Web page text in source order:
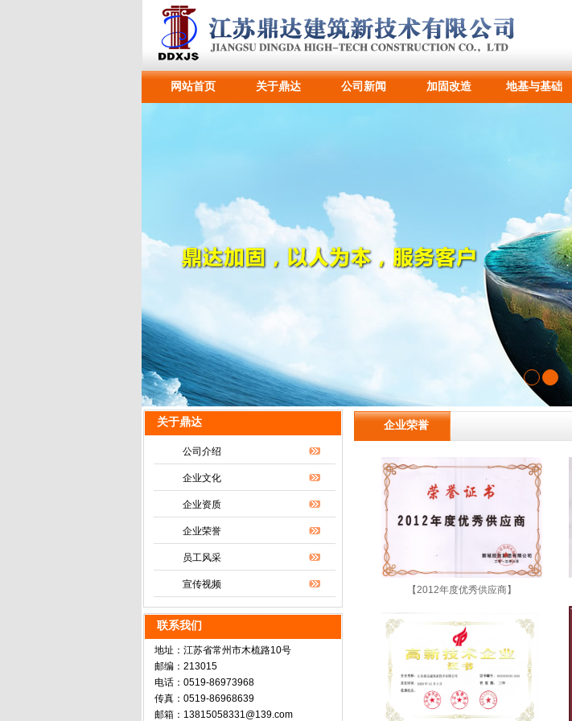
网站首页 关于鼎达 公司新闻 加固改造 地基与基础
关于鼎达
公司介绍
企业文化
企业资质
企业荣誉
员工风采
宣传视频
联系我们
地址：江苏省常州市木梳路10号
邮编：213015
电话：0519-86973968
传真：0519-86968639
邮箱：13815058331@139.com
企业荣誉
【2012年度优秀供应商】